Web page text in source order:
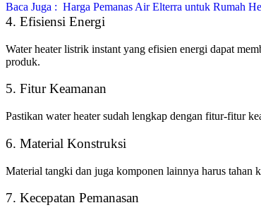
Baca Juga : Harga Pemanas Air Elterra untuk Rumah
4. Efisiensi Energi
Water heater listrik instant yang efisien energi dapat
produk.
5. Fitur Keamanan
Pastikan water heater sudah lengkap dengan fitur-fitur
6. Material Konstruksi
Material tangki dan juga komponen lainnya harus tahan
7. Kecepatan Pemanasan